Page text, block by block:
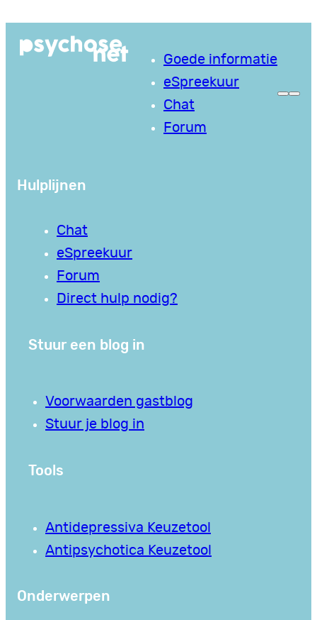
naar
Goede informatie
eSpreekuur
Chat
Forum
Hulplijnen
Chat
eSpreekuur
Forum
Direct hulp nodig?
Stuur een blog in
Voorwaarden gastblog
Stuur je blog in
Tools
Antidepressiva Keuzetool
Antipsychotica Keuzetool
Onderwerpen